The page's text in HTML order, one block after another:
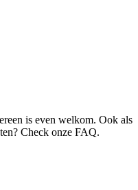
is even welkom. Ook als
Check onze FAQ.